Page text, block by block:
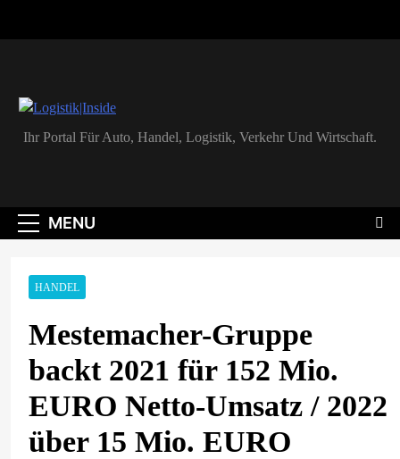
Logistik|Inside
Ihr Portal Für Auto, Handel, Logistik, Verkehr Und Wirtschaft.
MENU
HANDEL
Mestemacher-Gruppe
backt 2021 für 152 Mio.
EURO Netto-Umsatz / 2022
über 15 Mio. EURO